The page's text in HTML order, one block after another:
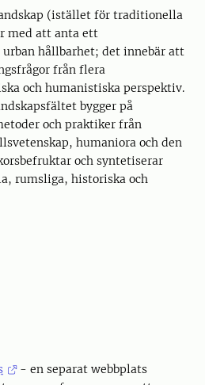
(istället för traditionella
med att anta ett
hållbarhet; det innebär att
från flera
och humanistiska perspektiv.
bygger på
och praktiker från
humaniora och den
och syntetiserar
rumsliga, historiska och
- en separat webbplats